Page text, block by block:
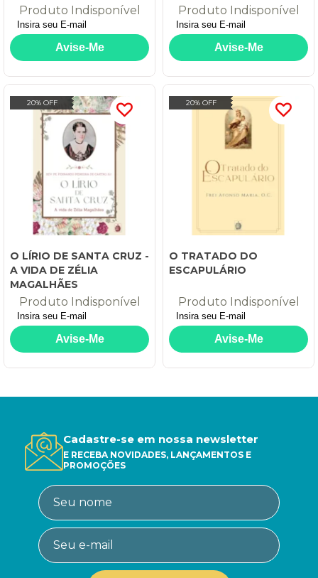
Produto Indisponível Produto Indisponível
20% OFF
O LÍRIO DE SANTA CRUZ -
A VIDA DE ZÉLIA
MAGALHÃES
Produto Indisponível
20% OFF
O TRATADO DO
ESCAPULÁRIO
Produto Indisponível
Cadastre-se em nossa newsletter
E RECEBA NOVIDADES, LANÇAMENTOS E
PROMOÇÕES